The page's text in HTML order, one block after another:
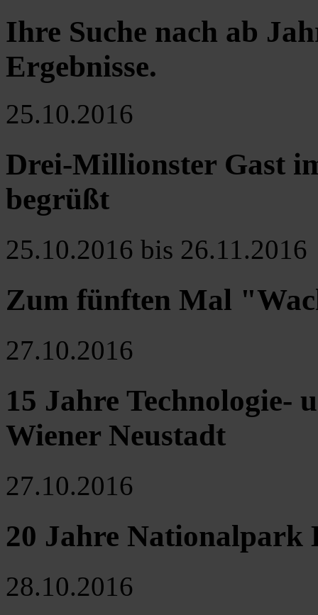
Ihre Suche nach ab
Ergebnisse.
25.10.2016
Drei-Millionster Gast
begrüßt
25.10.2016 bis 26.11.2016
Zum fünften Mal
27.10.2016
15 Jahre Technologie-
Wiener Neustadt
27.10.2016
20 Jahre Nationalpark
28.10.2016